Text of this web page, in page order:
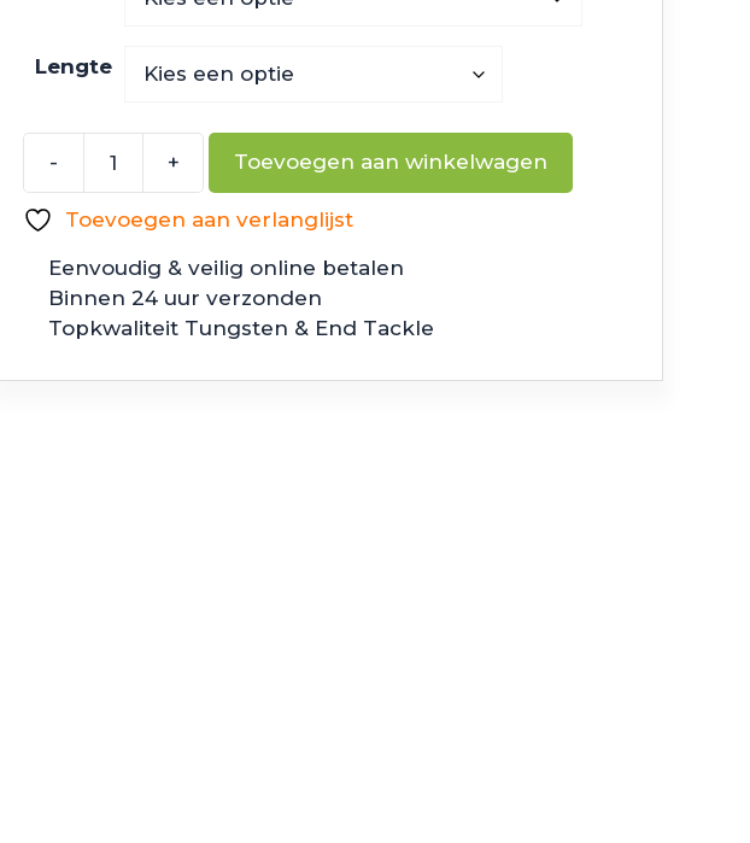
Lengte
-
Scissor
Comb
aantal
+ Toevoegen aan winkelwagen
Toevoegen aan verlanglijst
Eenvoudig & veilig online betalen
Binnen 24 uur verzonden
Topkwaliteit Tungsten & End Tackle